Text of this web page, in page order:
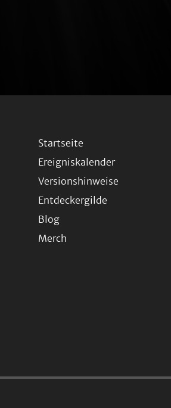
Startseite
Ereigniskalender
Versionshinweise
Entdeckergilde
Blog
Merch